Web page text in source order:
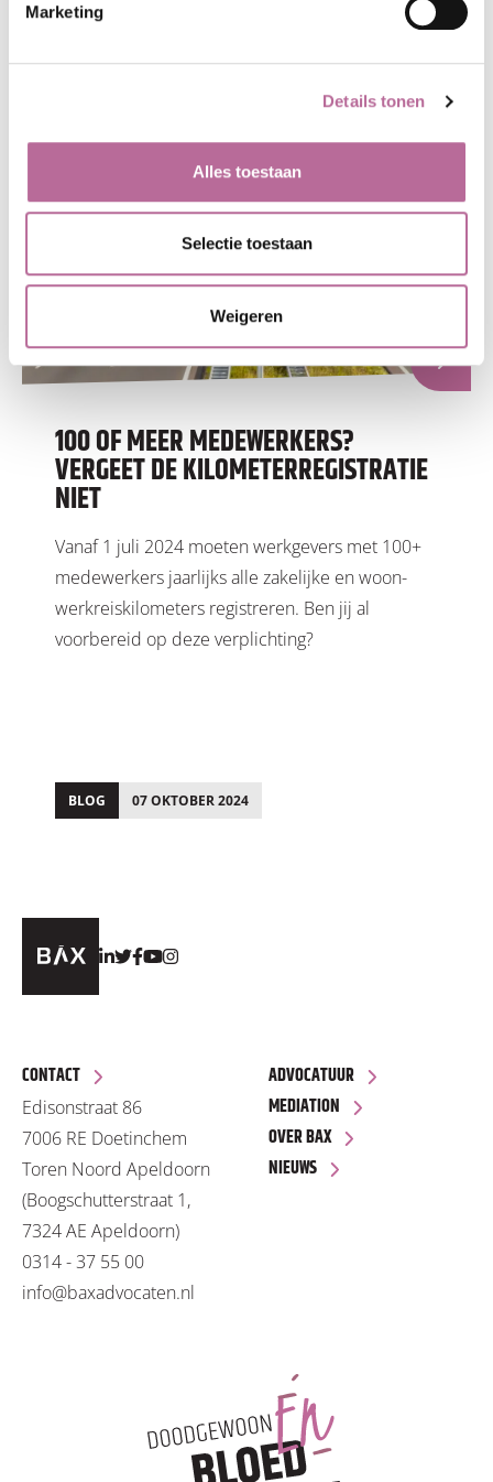
Marketing
Details tonen
Alles toestaan
Selectie toestaan
Weigeren
100 OF MEER MEDEWERKERS?
VERGEET DE KILOMETERREGISTRATIE
NIET
Vanaf 1 juli 2024 moeten werkgevers met 100+
medewerkers jaarlijks alle zakelijke en woon-
werkreiskilometers registreren. Ben jij al
voorbereid op deze verplichting?
BLOG 07 OKTOBER 2024
CONTACT
Edisonstraat 86
7006 RE Doetinchem
Toren Noord Apeldoorn
(Boogschutterstraat 1,
7324 AE Apeldoorn)
0314 - 37 55 00
info@baxadvocaten.nl
ADVOCATUUR
MEDIATION
OVER BAX
NIEUWS